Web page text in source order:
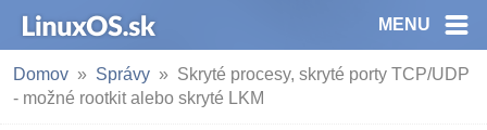
MENU
Domov Správy
Skryté procesy, skryté porty TCP/UDP
- možné rootkit alebo skryté LKM